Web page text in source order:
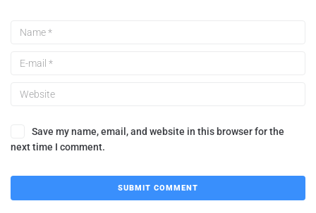
Save my name, email, and website in this browser for the
next time I comment.